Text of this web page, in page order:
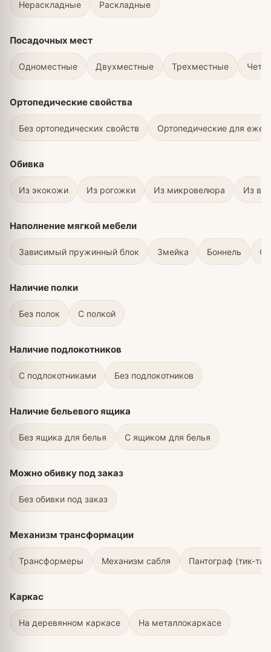
Нераскладные Раскладные
Посадочных мест
Одноместные Двухместные Трехместные
Ортопедические свойства
Без ортопедических свойств Ортопедические для
Обивка
Из экокожи Из рогожки Из микровелюра Из
Наполнение мягкой мебели
Зависимый пружинный блок Змейка Боннель С
Наличие полки
Без полок С полкой
Наличие подлокотников
С подлокотниками Без подлокотников
Наличие бельевого ящика
Без ящика для белья С ящиком для белья
Можно обивку под заказ
Без обивки под заказ
Механизм трансформации
Трансформеры Механизм сабля Пантограф (тик-
Каркас
На деревянном каркасе На металлокаркасе